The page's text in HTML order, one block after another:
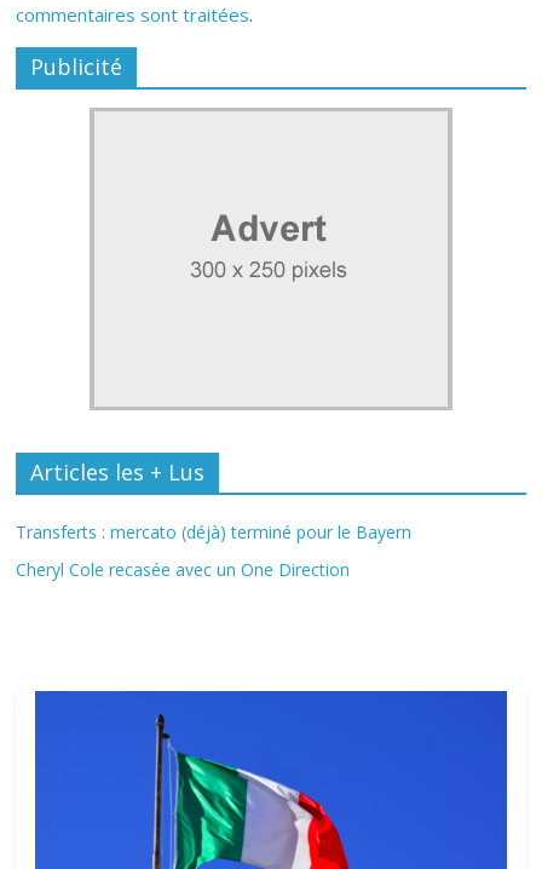
commentaires sont traitées.
Publicité
Articles les + Lus
Transferts : mercato (déjà) terminé pour le Bayern
Cheryl Cole recasée avec un One Direction